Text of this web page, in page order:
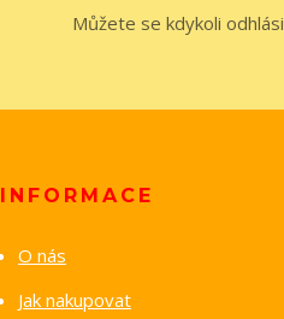
Můžete se kdykoli
INFORMACE
O nás
Jak nakupovat